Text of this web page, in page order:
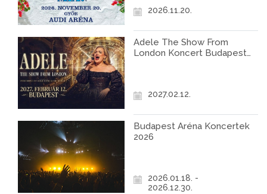
2026.11.20.
Adele The Show From
London Koncert Budapest
2027.02.12.
Budapest Aréna Koncertek
2026
2026.01.18. -
2026.12.30.